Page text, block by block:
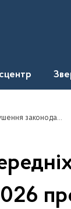
ІНЖИНІРИНГОВА ГРУПА»